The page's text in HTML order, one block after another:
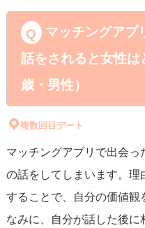
マッチングアプ
話をされると女性
歳・男性）
複数回目デート
マッチングアプリで出会っ
の話をしてしまいます。理
することで、自分の価値観
なみに、自分が話した後に